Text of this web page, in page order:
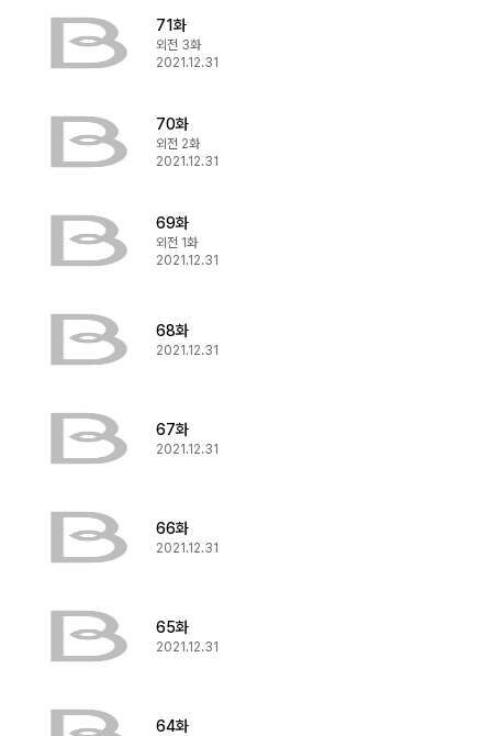
71화
외전 3화
2021.12.31
70화
외전 2화
2021.12.31
69화
외전 1화
2021.12.31
68화
2021.12.31
67화
2021.12.31
66화
2021.12.31
65화
2021.12.31
64화